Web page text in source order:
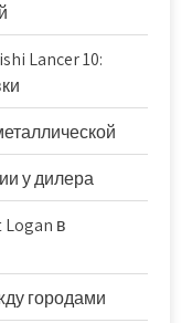
Lancer 10:
у дилера
в
городами